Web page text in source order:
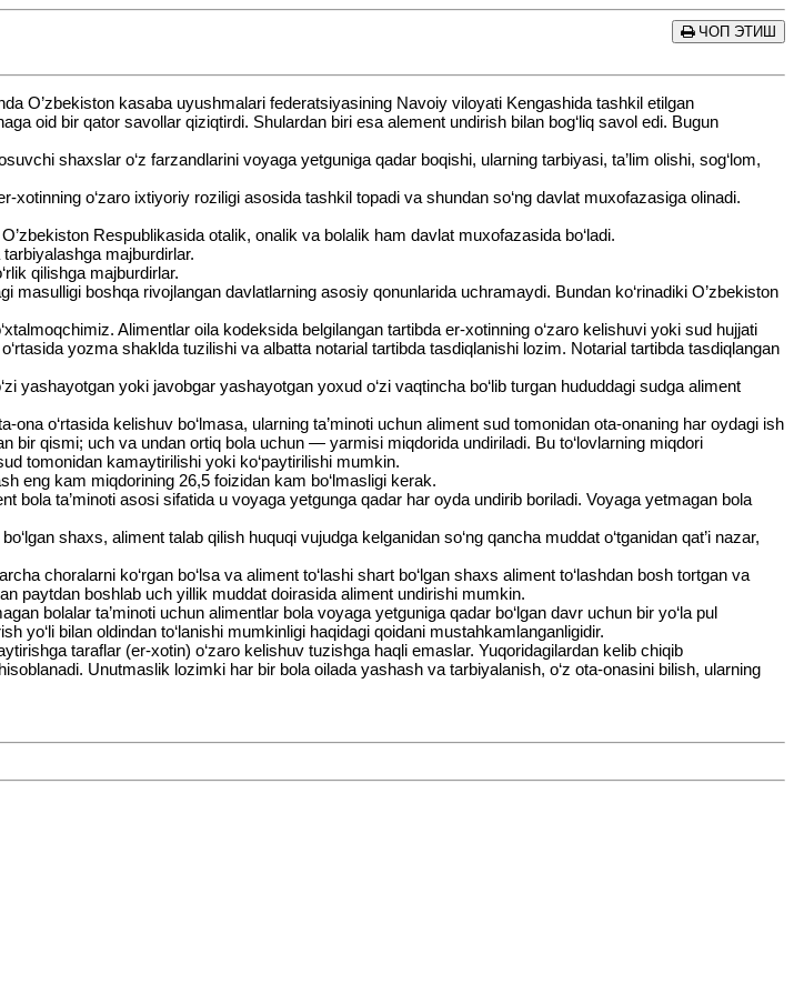
ЧОП ЭТИШ
O’zbekiston kasaba uyushmalari federatsiyasining Navoiy viloyati Kengashida tashkil etilgan
oid bir qator savollar qiziqtirdi. Shulardan biri esa alement undirish bilan bog‘liq savol edi. Bugun
shaxslar o‘z farzandlarini voyaga yetguniga qadar boqishi, ularning tarbiyasi, ta’lim olishi, sog‘lom,
o‘zaro ixtiyoriy roziligi asosida tashkil topadi va shundan so‘ng davlat muxofazasiga olinadi.
Respublikasida otalik, onalik va bolalik ham davlat muxofazasida bo‘ladi.
majburdirlar.
qilishga majburdirlar.
boshqa rivojlangan davlatlarning asosiy qonunlarida uchramaydi. Bundan ko‘rinadiki O’zbekiston
Alimentlar oila kodeksida belgilangan tartibda er-xotinning o‘zaro kelishuvi yoki sud hujjati
yozma shaklda tuzilishi va albatta notarial tartibda tasdiqlanishi lozim. Notarial tartibda tasdiqlangan
yashayotgan yoki javobgar yashayotgan yoxud o‘zi vaqtincha bo‘lib turgan hududdagi sudga aliment
o‘rtasida kelishuv bo‘lmasa, ularning ta’minoti uchun aliment sud tomonidan ota-onaning har oydagi ish
qismi; uch va undan ortiq bola uchun — yarmisi miqdorida undiriladi. Bu to‘lovlarning miqdori
tomonidan kamaytirilishi yoki ko‘paytirilishi mumkin.
eng kam miqdorining 26,5 foizidan kam bo‘lmasligi kerak.
bola ta’minoti asosi sifatida u voyaga yetgunga qadar har oyda undirib boriladi. Voyaga yetmagan bola
shaxs, aliment talab qilish huquqi vujudga kelganidan so‘ng qancha muddat o‘tganidan qat’i nazar,
choralarni ko‘rgan bo‘lsa va aliment to‘lashi shart bo‘lgan shaxs aliment to‘lashdan bosh tortgan va
paytdan boshlab uch yillik muddat doirasida aliment undirishi mumkin.
bolalar ta’minoti uchun alimentlar bola voyaga yetguniga qadar bo‘lgan davr uchun bir yo‘la pul
yo‘li bilan oldindan to‘lanishi mumkinligi haqidagi qoidani mustahkamlanganligidir.
taraflar (er-xotin) o‘zaro kelishuv tuzishga haqli emaslar. Yuqoridagilardan kelib chiqib
Unutmaslik lozimki har bir bola oilada yashash va tarbiyalanish, o‘z ota-onasini bilish, ularning